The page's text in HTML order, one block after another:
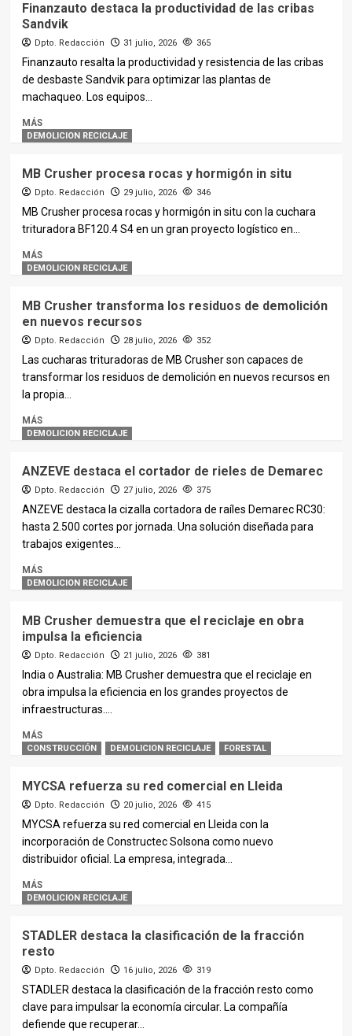
Finanzauto destaca la productividad de las cribas
Sandvik
Dpto. Redacción 31 julio, 2026 365
Finanzauto resalta la productividad y resistencia de las cribas
de desbaste Sandvik para optimizar las plantas de
machaqueo. Los equipos...
MÁS
DEMOLICION RECICLAJE
MB Crusher procesa rocas y hormigón in situ
Dpto. Redacción 29 julio, 2026 346
MB Crusher procesa rocas y hormigón in situ con la cuchara
trituradora BF120.4 S4 en un gran proyecto logístico en...
MÁS
DEMOLICION RECICLAJE
MB Crusher transforma los residuos de demolición
en nuevos recursos
Dpto. Redacción 28 julio, 2026 352
Las cucharas trituradoras de MB Crusher son capaces de
transformar los residuos de demolición en nuevos recursos en
la propia...
MÁS
DEMOLICION RECICLAJE
ANZEVE destaca el cortador de rieles de Demarec
Dpto. Redacción 27 julio, 2026 375
ANZEVE destaca la cizalla cortadora de raíles Demarec RC30:
hasta 2.500 cortes por jornada. Una solución diseñada para
trabajos exigentes...
MÁS
DEMOLICION RECICLAJE
MB Crusher demuestra que el reciclaje en obra
impulsa la eficiencia
Dpto. Redacción 21 julio, 2026 381
India o Australia: MB Crusher demuestra que el reciclaje en
obra impulsa la eficiencia en los grandes proyectos de
infraestructuras....
MÁS
CONSTRUCCIÓN DEMOLICION RECICLAJE FORESTAL
MYCSA refuerza su red comercial en Lleida
Dpto. Redacción 20 julio, 2026 415
MYCSA refuerza su red comercial en Lleida con la
incorporación de Constructec Solsona como nuevo
distribuidor oficial. La empresa, integrada...
MÁS
DEMOLICION RECICLAJE
STADLER destaca la clasificación de la fracción
resto
Dpto. Redacción 16 julio, 2026 319
STADLER destaca la clasificación de la fracción resto como
clave para impulsar la economía circular. La compañía
defiende que recuperar...